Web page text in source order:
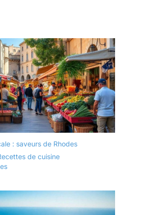
: saveurs de Rhodes
de cuisine